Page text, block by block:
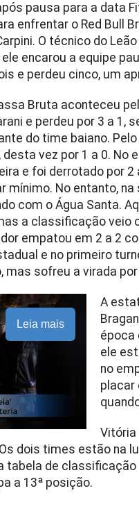
pausa para a data
enfrentar o Red Bull
O técnico do
encarou a equipe
e perdeu cinco, um
Bruta aconteceu
e perdeu por 3 a 1,
do time baiano.
vez por 1 a 0. No
e foi derrotado por 2
mínimo. No entanto,
com o Água Santa.
a classificação veio
empatou em 2 a 2
e no primeiro
sofreu a virada por
Leia mais
A
época
ele
no
placar
Vitória
dois times estão na
tabela de
a 13ª posição.